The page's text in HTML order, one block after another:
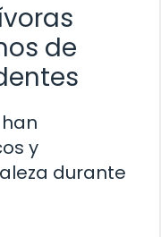
de
y
durante